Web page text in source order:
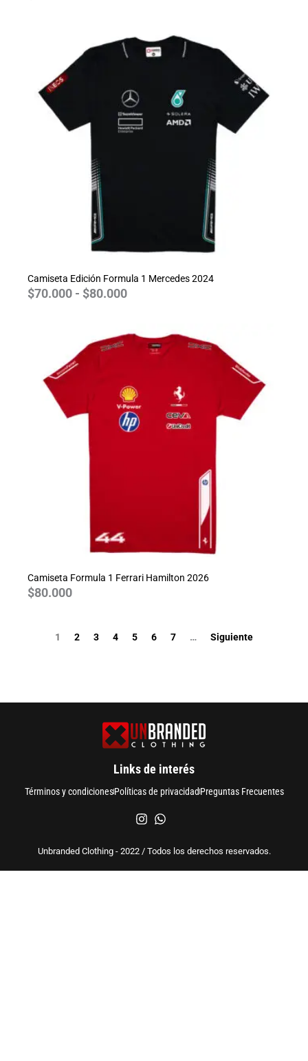
Camiseta Edición Formula 1 Mercedes 2024
$70.000 - $80.000
de
precios:
hasta
$80.000
Camiseta Formula 1 Ferrari Hamilton 2026
$80.000
1 2 3 4 5 6 7 … Siguiente
Links de interés
Términos y condicionesPolíticas de privacidadPreguntas Frecuentes
Unbranded Clothing - 2022 / Todos los derechos reservados.